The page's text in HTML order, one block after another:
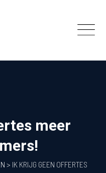
meer
> IK KRIJG GEEN OFFERTES